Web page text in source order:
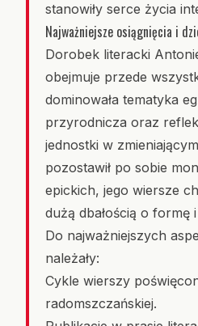
stanowiły serce życia
Najważniejsze osiągnięcia i
Dorobek literacki
obejmuje przede
dominowała tematyka
przyrodnicza oraz
jednostki w
pozostawił po sobie
epickich, jego wiersze
dużą dbałością o formę
Do najważniejszych
należały:
Cykle wierszy
radomszczańskiej.